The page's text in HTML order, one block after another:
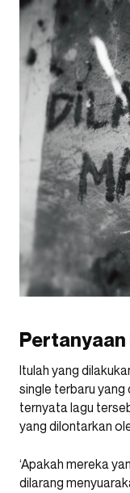
Pertanyaan
Itulah yang
single terbaru yang
ternyata lagu
yang dilontarkan
‘Apakah mereka
dilarang